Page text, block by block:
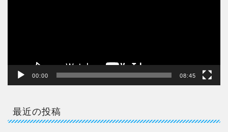
00:00 08:45
最近の投稿